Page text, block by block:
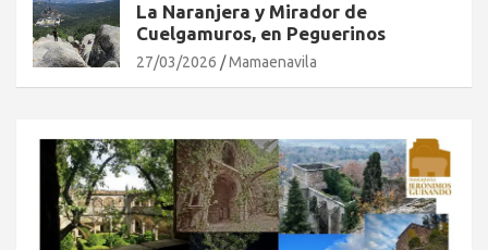
La Naranjera y Mirador de
Cuelgamuros, en Peguerinos
27/03/2026 Mamaenavila